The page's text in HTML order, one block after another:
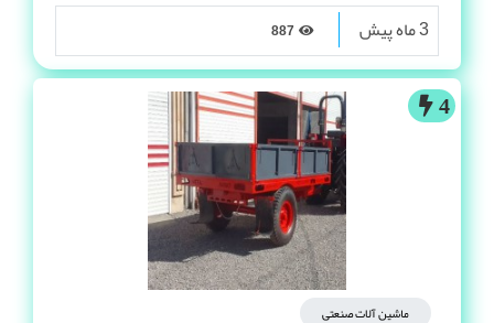
3 ماه پیش
4
ماشین آلات صنعتی